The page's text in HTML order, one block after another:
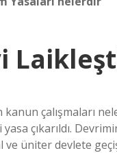
çalışmaları
yasa çıkarıldı.
ve üniter devlete